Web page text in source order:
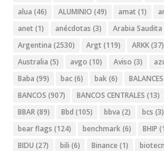
alua (46) ALUMINIO (49) amat (1)
anet (1) anécdotas (3) Arabia Saudita
Argentina (2530) Argt (119) ARKK(37)
Australia (5) avgo (10) Aviso (3)
Baba (99) bac(6) bak(6) BALANCES
BANCOS (907) BANCOS CENTRALES (13)
BBAR(89) Bbd (105) bbva (2) bcs (3)
bear flags (124) benchmark(6) BHIP
BIDU (27) bili (6) Binance (1)